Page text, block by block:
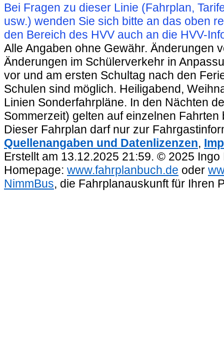
Bei Fragen zu dieser Linie (Fahrplan,
usw.) wenden Sie sich bitte an das oben
den Bereich des HVV auch an die HVV-
Alle Angaben ohne Gewähr. Änderungen
Änderungen im Schülerverkehr in
vor und am ersten Schultag nach den
Schulen sind möglich. Heiligabend,
Linien Sonderfahrpläne. In den Nächten
Sommerzeit) gelten auf einzelnen
Dieser Fahrplan darf nur zur
Quellenangaben und Datenlizenzen,
Erstellt am 13.12.2025 21:59. © 2025
Homepage: www.fahrplanbuch.de oder
NimmBus, die Fahrplanauskunft für Ihren